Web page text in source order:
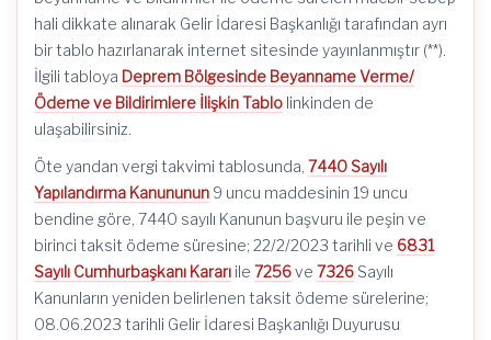
hali dikkate alınarak Gelir İdaresi Başkanlığı tarafından ayrı
bir tablo hazırlanarak internet sitesinde yayınlanmıştır (**).
İlgili tabloya Deprem Bölgesinde Beyanname Verme/
Ödeme ve Bildirimlere İlişkin Tablo linkinden de
ulaşabilirsiniz.
Öte yandan vergi takvimi tablosunda, 7440 Sayılı
Yapılandırma Kanununun 9 uncu maddesinin 19 uncu
bendine göre, 7440 sayılı Kanunun başvuru ile peşin ve
birinci taksit ödeme süresine; 22/2/2023 tarihli ve 6831
Sayılı Cumhurbaşkanı Kararı ile 7256ve 7326 Sayılı
Kanunların yeniden belirlenen taksit ödeme sürelerine;
08.06.2023 tarihli Gelir İdaresi Başkanlığı Duyurusu